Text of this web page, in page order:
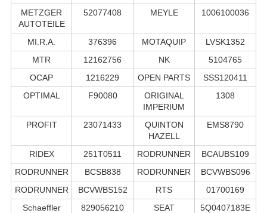
METZGER
AUTOTEILE
52077408 MEYLE 1006100036
MI.R.A. 376396 MOTAQUIP
LVSK1352
MTR
12162756 NK
5104765
OCAP
1216229 OPEN PARTS
SSS120411
OPTIMAL
F90080
ORIGINAL
IMPERIUM
1308
PROFIT 23071433
QUINTON
HAZELL
EMS8790
RIDEX 251T0511 RODRUNNER
BCAUBS109
RODRUNNER
BCSB838 RODRUNNER
BCVWBS096
RODRUNNER
BCVWBS152 RTS
01700169
Schaeffler
829056210 SEAT 5Q0407183E